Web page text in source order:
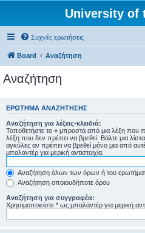
University of
Συχνές ερωτήσεις
Board Αναζήτηση
Αναζήτηση
ΕΡΏΤΗΜΑ ΑΝΑΖΉΤΗΣΗΣ
Αναζήτηση για λέξεις-κλειδιά:
Τοποθετήστε το + μπροστά από μια λέξη που
λέξη που δεν πρέπει να βρεθεί. Βάλτε μια
αγκύλες αν πρέπει να βρεθεί μόνο μια από
μπαλαντέρ για μερική αντιστοιχία.
Αναζήτηση όλων των όρων ή του
Αναζήτηση οποιουδήποτε όρου
Αναζήτηση για συγγραφέα:
Χρησιμοποιείστε * ως μπαλαντέρ για μερική